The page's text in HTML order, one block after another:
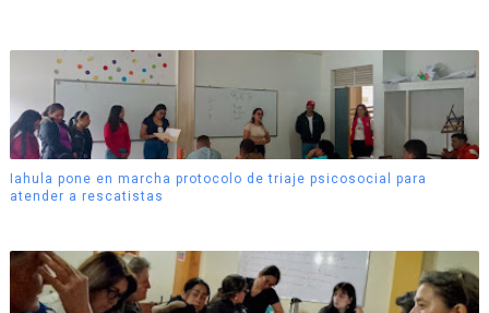
Iahula pone en marcha protocolo de triaje psicosocial para
atender a rescatistas